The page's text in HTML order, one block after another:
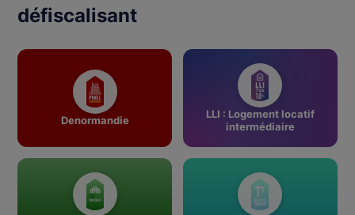
défiscalisant
Denormandie
LLI : Logement locatif
intermédiaire